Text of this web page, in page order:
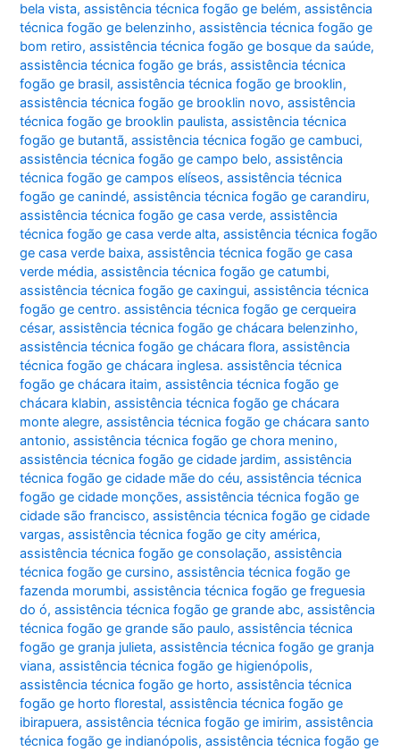
bela vista,assistência técnica fogão ge belém,assistência
técnica fogão ge belenzinho,assistência técnica fogão ge
bom retiro,assistência técnica fogão ge bosque da saúde,
assistência técnica fogão ge brás,assistência técnica
fogão ge brasil,assistência técnica fogão ge brooklin,
assistência técnica fogão ge brooklin novo,assistência
técnica fogão ge brooklin paulista,assistência técnica
fogão ge butantã,assistência técnica fogão ge cambuci,
assistência técnica fogão ge campo belo,assistência
técnica fogão ge campos elíseos,assistência técnica
fogão ge canindé,assistência técnica fogão ge carandiru,
assistência técnica fogão ge casa verde,assistência
técnica fogão ge casa verde alta,assistência técnica fogão
ge casa verde baixa,assistência técnica fogão ge casa
verde média,assistência técnica fogão ge catumbi,
assistência técnica fogão ge caxingui,assistência técnica
fogão ge centro. assistência técnica fogão ge cerqueira
césar,assistência técnica fogão ge chácara belenzinho,
assistência técnica fogão ge chácara flora,assistência
técnica fogão ge chácara inglesa. assistência técnica
fogão ge chácara itaim,assistência técnica fogão ge
chácara klabin,assistência técnica fogão ge chácara
monte alegre,assistência técnica fogão ge chácara santo
antonio,assistência técnica fogão ge chora menino,
assistência técnica fogão ge cidade jardim,assistência
técnica fogão ge cidade mãe do céu,assistência técnica
fogão ge cidade monções,assistência técnica fogão ge
cidade são francisco,assistência técnica fogão ge cidade
vargas,assistência técnica fogão ge city américa,
assistência técnica fogão ge consolação,assistência
técnica fogão ge cursino,assistência técnica fogão ge
fazenda morumbi,assistência técnica fogão ge freguesia
do ó,assistência técnica fogão ge grande abc,assistência
técnica fogão ge grande são paulo,assistência técnica
fogão ge granja julieta,assistência técnica fogão ge granja
viana,assistência técnica fogão ge higienópolis,
assistência técnica fogão ge horto,assistência técnica
fogão ge horto florestal,assistência técnica fogão ge
ibirapuera,assistência técnica fogão ge imirim,assistência
técnica fogão ge indianópolis,assistência técnica fogão ge